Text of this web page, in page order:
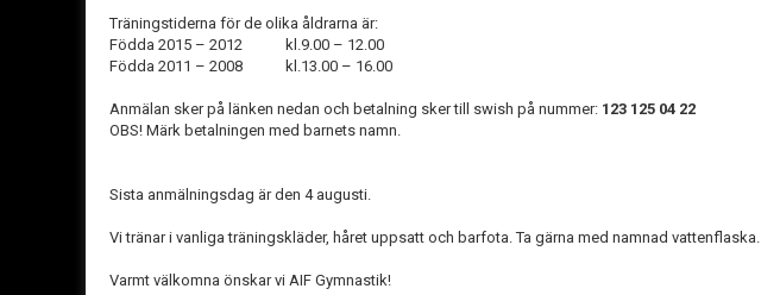
Träningstiderna för de olika åldrarna är:
Födda 2015 – 2012 kl.9.00 – 12.00
Födda 2011 – 2008 kl.13.00 – 16.00
Anmälan sker på länken nedan och betalning sker till swish på nummer: 123 125 04 22
OBS! Märk betalningen med barnets namn.
Sista anmälningsdag är den 4 augusti.
Vi tränar i vanliga träningskläder, håret uppsatt och barfota. Ta gärna med namnad vattenflaska.
Varmt välkomna önskar vi AIF Gymnastik!